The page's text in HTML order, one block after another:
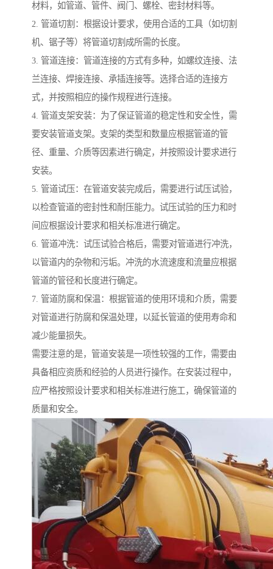
材料，如管道、管件、阀门、螺栓、密封材料等。
2. 管道切割：根据设计要求，使用合适的工具（如切割
机、锯子等）将管道切割成所需的长度。
3. 管道连接：管道连接的方式有多种，如螺纹连接、法
兰连接、焊接连接、承插连接等。选择合适的连接方
式，并按照相应的操作规程进行连接。
4. 管道支架安装：为了保证管道的稳定性和安全性，需
要安装管道支架。支架的类型和数量应根据管道的管
径、重量、介质等因素进行确定，并按照设计要求进行
安装。
5. 管道试压：在管道安装完成后，需要进行试压试验，
以检查管道的密封性和耐压能力。试压试验的压力和时
间应根据设计要求和相关标准进行确定。
6. 管道冲洗：试压试验合格后，需要对管道进行冲洗，
以管道内的杂物和污垢。冲洗的水流速度和流量应根据
管道的管径和长度进行确定。
7. 管道防腐和保温：根据管道的使用环境和介质，需要
对管道进行防腐和保温处理，以延长管道的使用寿命和
减少能量损失。
需要注意的是，管道安装是一项性较强的工作，需要由
具备相应资质和经验的人员进行操作。在安装过程中，
应严格按照设计要求和相关标准进行施工，确保管道的
质量和安全。